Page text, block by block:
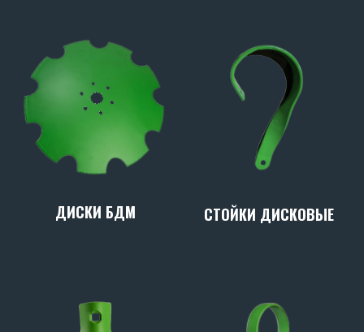
ДИСКИ БДМ СТОЙКИ ДИСКОВЫЕ